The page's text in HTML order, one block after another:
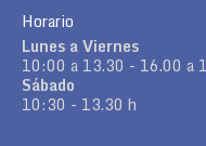
Horario
Lunes a Viernes
10:00 a 13.30 - 16.00 a
Sábado
10:30 - 13.30 h